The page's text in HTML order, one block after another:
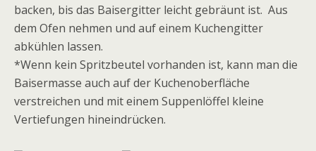
backen, bis das Baisergitter leicht gebräunt ist. Aus
dem Ofen nehmen und auf einem Kuchengitter
abkühlen lassen.
*Wenn kein Spritzbeutel vorhanden ist, kann man die
Baisermasse auch auf der Kuchenoberfläche
verstreichen und mit einem Suppenlöffel kleine
Vertiefungen hineindrücken.